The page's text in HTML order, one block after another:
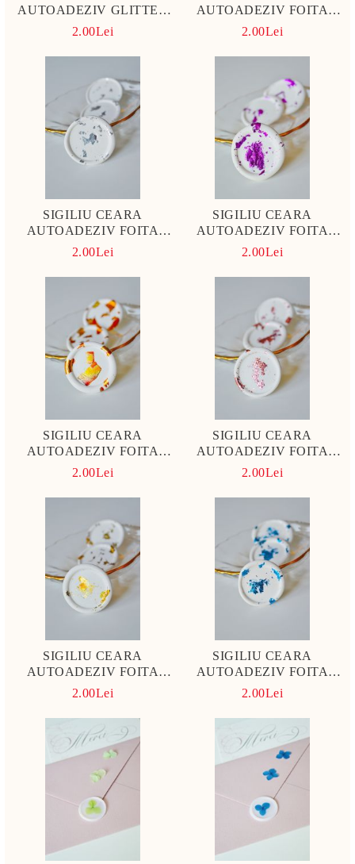
AUTOADEZIV GLITTER
VERDE
2.00Lei
AUTOADEZIV FOITA
AURIE
2.00Lei
SIGILIU CEARA
AUTOADEZIV FOITA
ARGINTIE
2.00Lei
SIGILIU CEARA
AUTOADEZIV FOITA
MOV LILIAC
2.00Lei
SIGILIU CEARA
AUTOADEZIV FOITA
CUPRU APRINS
2.00Lei
SIGILIU CEARA
AUTOADEZIV FOITA
DUSTY PINK
2.00Lei
SIGILIU CEARA
AUTOADEZIV FOITA
VINTAGE
2.00Lei
SIGILIU CEARA
AUTOADEZIV FOITA
ALBASTRA
2.00Lei